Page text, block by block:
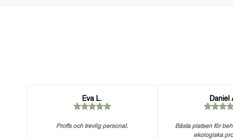
Eva L.
Proffs och trevlig personal.
Daniel
Bästa platsen för
ekologiska